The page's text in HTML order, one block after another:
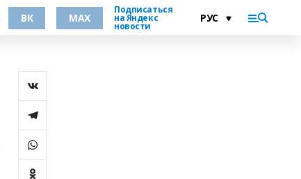
ВК MAX
Подписаться
на Яндекс
новости